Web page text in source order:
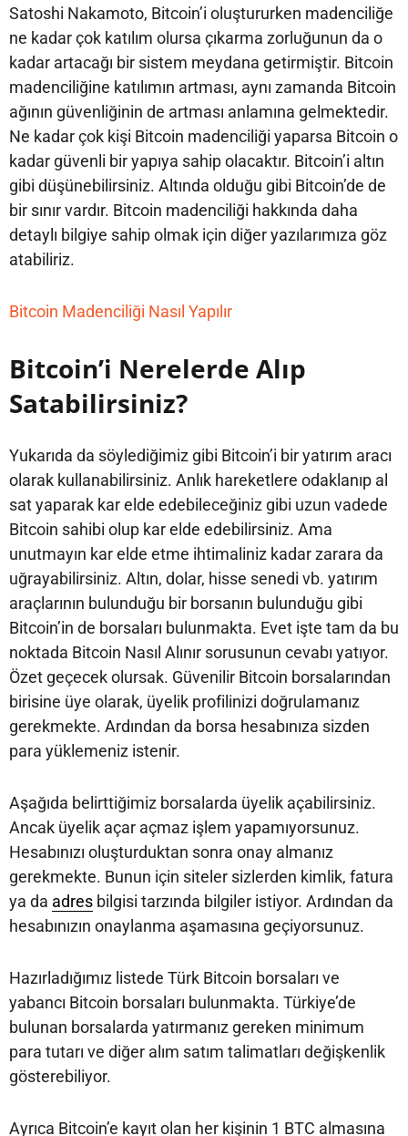
Satoshi Nakamoto, Bitcoin’i oluştururken madenciliğe
ne kadar çok katılım olursa çıkarma zorluğunun da o
kadar artacağı bir sistem meydana getirmiştir. Bitcoin
madenciliğine katılımın artması, aynı zamanda Bitcoin
ağının güvenliğinin de artması anlamına gelmektedir.
Ne kadar çok kişi Bitcoin madenciliği yaparsa Bitcoin o
kadar güvenli bir yapıya sahip olacaktır. Bitcoin’i altın
gibi düşünebilirsiniz. Altında olduğu gibi Bitcoin’de de
bir sınır vardır. Bitcoin madenciliği hakkında daha
detaylı bilgiye sahip olmak için diğer yazılarımıza göz
atabiliriz.
Bitcoin Madenciliği Nasıl Yapılır
Bitcoin’i Nerelerde Alıp
Satabilirsiniz?
Yukarıda da söylediğimiz gibi Bitcoin’i bir yatırım aracı
olarak kullanabilirsiniz. Anlık hareketlere odaklanıp al
sat yaparak kar elde edebileceğiniz gibi uzun vadede
Bitcoin sahibi olup kar elde edebilirsiniz. Ama
unutmayın kar elde etme ihtimaliniz kadar zarara da
uğrayabilirsiniz. Altın, dolar, hisse senedi vb. yatırım
araçlarının bulunduğu bir borsanın bulunduğu gibi
Bitcoin’in de borsaları bulunmakta. Evet işte tam da bu
noktada Bitcoin Nasıl Alınır sorusunun cevabı yatıyor.
Özet geçecek olursak. Güvenilir Bitcoin borsalarından
birisine üye olarak, üyelik profilinizi doğrulamanız
gerekmekte. Ardından da borsa hesabınıza sizden
para yüklemeniz istenir.
Aşağıda belirttiğimiz borsalarda üyelik açabilirsiniz.
Ancak üyelik açar açmaz işlem yapamıyorsunuz.
Hesabınızı oluşturduktan sonra onay almanız
gerekmekte. Bunun için siteler sizlerden kimlik, fatura
ya da adres bilgisi tarzında bilgiler istiyor. Ardından da
hesabınızın onaylanma aşamasına geçiyorsunuz.
Hazırladığımız listede Türk Bitcoin borsaları ve
yabancı Bitcoin borsaları bulunmakta. Türkiye’de
bulunan borsalarda yatırmanız gereken minimum
para tutarı ve diğer alım satım talimatları değişkenlik
gösterebiliyor.
Ayrıca Bitcoin’e kayıt olan her kişinin 1 BTC almasına